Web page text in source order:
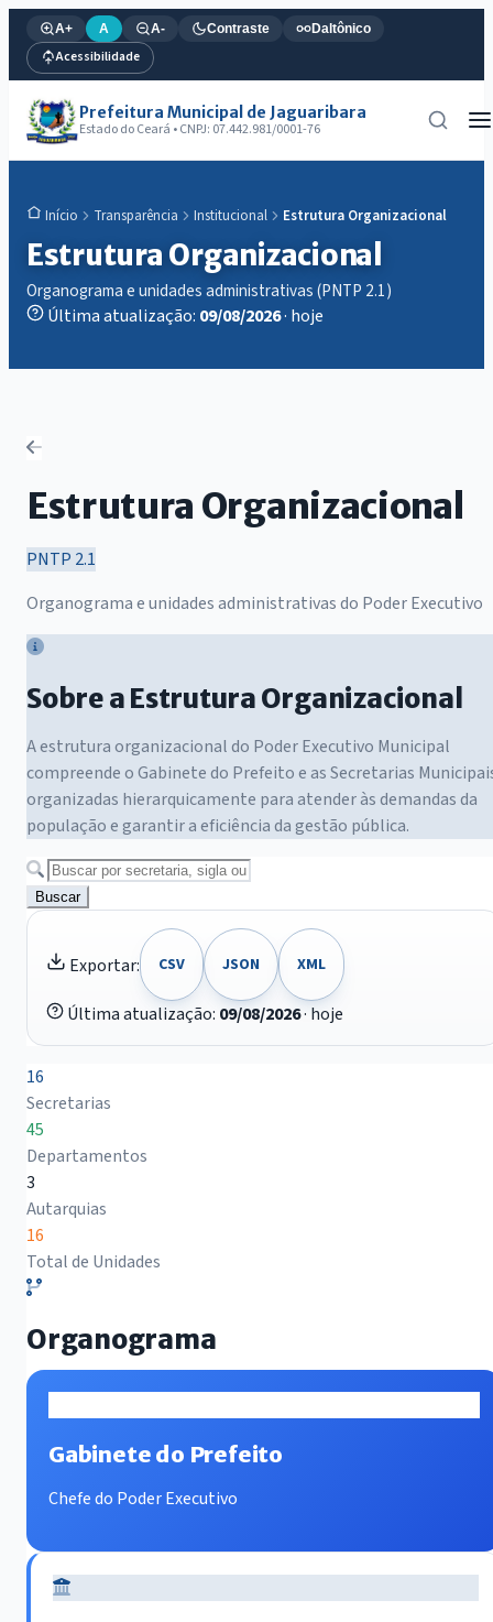
A+ A A- Contraste Daltônico
Acessibilidade
Prefeitura Municipal de Jaguaribara
Estado do Ceará • CNPJ: 07.442.981/0001-76
Início Transparência Institucional Estrutura Organizacional
Estrutura Organizacional
Organograma e unidades administrativas (PNTP 2.1)
Última atualização: 09/08/2026· hoje
Estrutura Organizacional
PNTP 2.1
Organograma e unidades administrativas do Poder Executivo
Sobre a Estrutura Organizacional
A estrutura organizacional do Poder Executivo Municipal
compreende o Gabinete do Prefeito e as Secretarias
organizadas hierarquicamente para atender às demandas da
população e garantir a eficiência da gestão pública.
Buscar
Exportar: CSV JSON XML
Última atualização: 09/08/2026· hoje
16
Secretarias
45
Departamentos
3
Autarquias
16
Total de Unidades
Organograma
Gabinete do Prefeito
Chefe do Poder Executivo